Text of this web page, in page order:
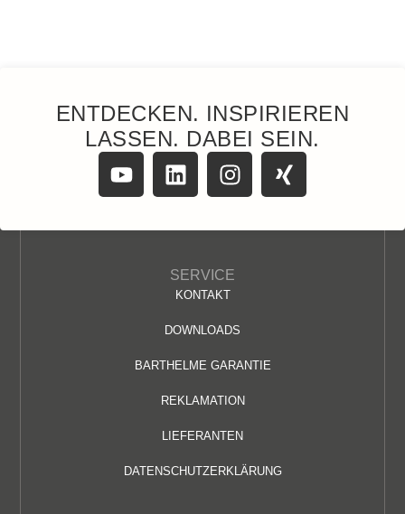
ENTDECKEN. INSPIRIEREN
LASSEN. DABEI SEIN.
SERVICE
KONTAKT
DOWNLOADS
BARTHELME GARANTIE
REKLAMATION
LIEFERANTEN
DATENSCHUTZERKLÄRUNG